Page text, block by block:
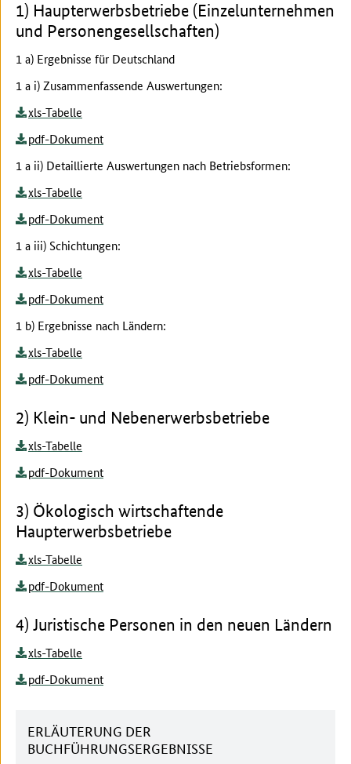
1) Haupterwerbsbetriebe (Einzelunternehmen
und Personengesellschaften)
1 a) Ergebnisse für Deutschland
1 a i) Zusammenfassende Auswertungen:
xls-Tabelle
pdf-Dokument
1 a ii) Detaillierte Auswertungen nach Betriebsformen:
xls-Tabelle
pdf-Dokument
1 a iii) Schichtungen:
xls-Tabelle
pdf-Dokument
1 b) Ergebnisse nach Ländern:
xls-Tabelle
pdf-Dokument
2) Klein- und Nebenerwerbsbetriebe
xls-Tabelle
pdf-Dokument
3) Ökologisch wirtschaftende
Haupterwerbsbetriebe
xls-Tabelle
pdf-Dokument
4) Juristische Personen in den neuen Ländern
xls-Tabelle
pdf-Dokument
ERLÄUTERUNG DER
BUCHFÜHRUNGSERGEBNISSE